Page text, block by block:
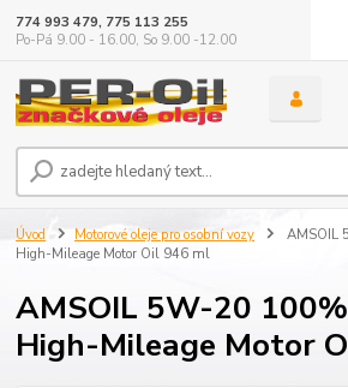
774 993 479, 775 113 255
Po-Pá 9.00 - 16.00, So 9.00 -12.00
Úvod Motorové oleje pro osobní vozy
AMSOIL
High-Mileage Motor Oil 946 ml
AMSOIL 5W-20
High-Mileage Motor